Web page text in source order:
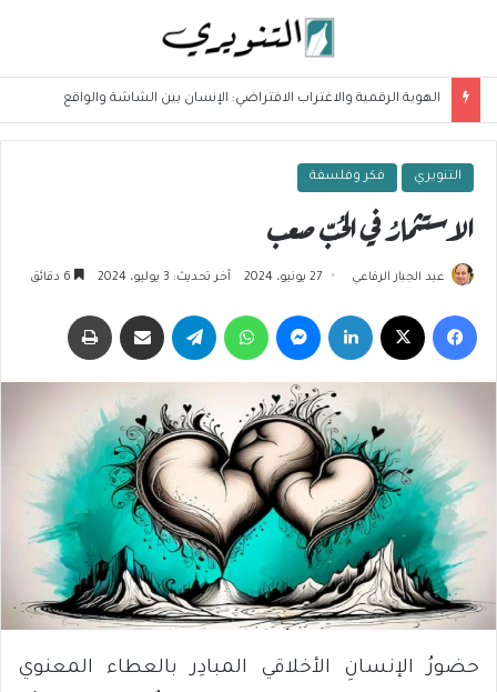
ماري بارث والبناء المفهومي في ديداكتيك الفلسفة
التنويري فكر وفلسفة
الاستثمارُ في الحُبّ صعب
عبد الجبار الرفاعي 27 يونيو، 2024 آخر تحديث: 3 يوليو، 2024
فيسبوك لينكدإن ماسنجر واتساب تيلقرام مشاركة عبر البريد
حضورُ الإنسانِ الأخلاقي المبادِر بالعطاء المعنوي